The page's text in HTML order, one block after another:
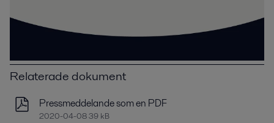
Relaterade dokument
Pressmeddelande som en PDF
2020-04-08 39 kB